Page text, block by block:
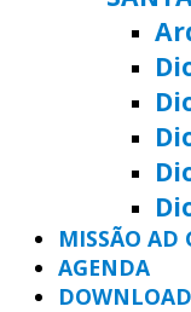
MISSÃO AD
AGENDA